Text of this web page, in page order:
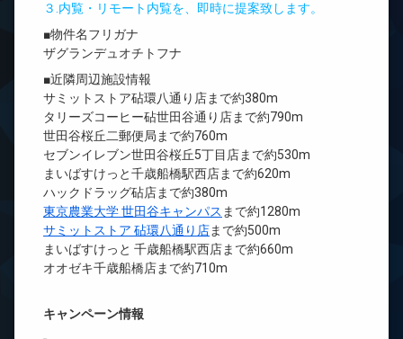
３.内覧・リモート内覧を、即時に提案致します。
■物件名フリガナ
ザグランデュオチトフナ
■近隣周辺施設情報
サミットストア砧環八通り店まで約380m
タリーズコーヒー砧世田谷通り店まで約790m
世田谷桜丘二郵便局まで約760m
セブンイレブン世田谷桜丘5丁目店まで約530m
まいばすけっと千歳船橋駅西店まで約620m
ハックドラッグ砧店まで約380m
東京農業大学 世田谷キャンパス まで約1280m
サミットストア 砧環八通り店まで約500m
まいばすけっと 千歳船橋駅西店まで約660m
オオゼキ千歳船橋店まで約710m
キャンペーン情報